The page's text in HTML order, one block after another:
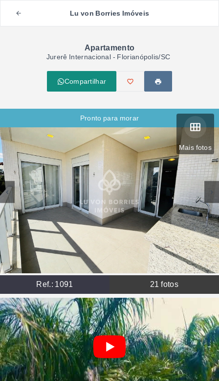
Lu von Borries Imóveis
Apartamento
Jurerê Internacional - Florianópolis/SC
Compartilhar
Mais fotos
Ref.: 1091 21 fotos
Pronto para morar